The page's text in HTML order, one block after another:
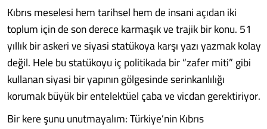
Kıbrıs meselesi hem tarihsel hem de insani açıdan iki
toplum için de son derece karmaşık ve trajik bir konu. 51
yıllık bir askeri ve siyasi statükoya karşı yazı yazmak kolay
değil. Hele bu statükoyu iç politikada bir “zafer miti” gibi
kullanan siyasi bir yapının gölgesinde serinkanlılığı
korumak büyük bir entelektüel çaba ve vicdan gerektiriyor.
Bir kere şunu unutmayalım: Türkiye’nin Kıbrıs